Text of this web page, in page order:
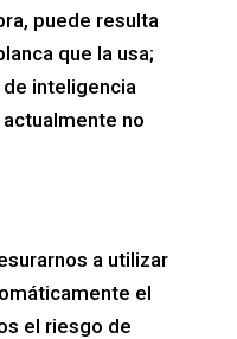
puede resulta
que la usa;
inteligencia
no
a utilizar
el
el riesgo de